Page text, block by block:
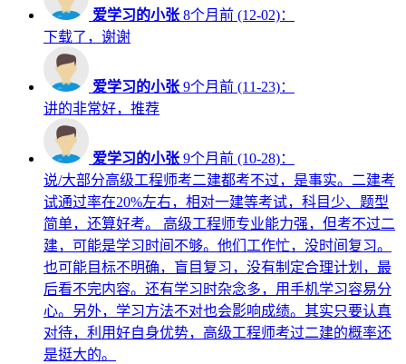
爱学习的小张 8个月前 (12-02)：
下载了，谢谢
爱学习的小张 9个月前 (11-23)：
讲的非常好，推荐
爱学习的小张 9个月前 (10-28)：
说/大部分高级工程师考二建都考不过，是事实。二建考
试通过率在20%左右，相对一建等考试，科目少、题型
简单，还算好考。 高级工程师专业能力强，但考不过二
建，可能是学习时间不够。他们工作忙，没时间复习。
也可能目标不明确，盲目复习，没有制定合理计划，最
后看不完内容。还有学习时杂念多，用手机学习容易分
心。另外，学习方法不对也会影响成绩。其实只要认真
对待，利用好自身优势，高级工程师考过二建的概率还
是挺大的。